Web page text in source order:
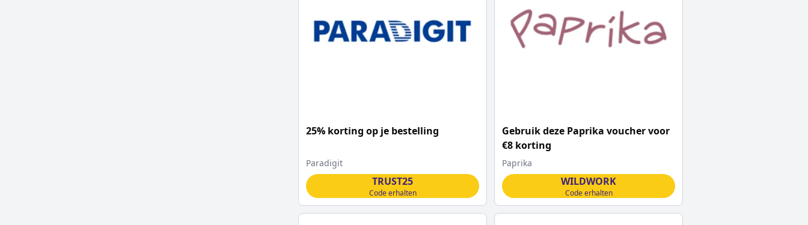
25% korting op je bestelling
Paradigit
TRUST25
Code erhalten
Gebruik deze Paprika voucher voor
€8 korting
Paprika
WILDWORK
Code erhalten